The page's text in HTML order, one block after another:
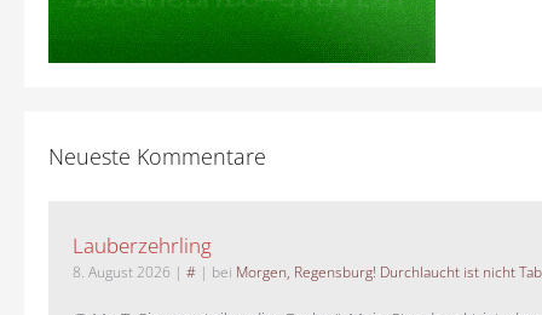
Neueste Kommentare
Lauberzehrling
8. August 2026 | # | bei Morgen, Regensburg! Durchlaucht ist nicht